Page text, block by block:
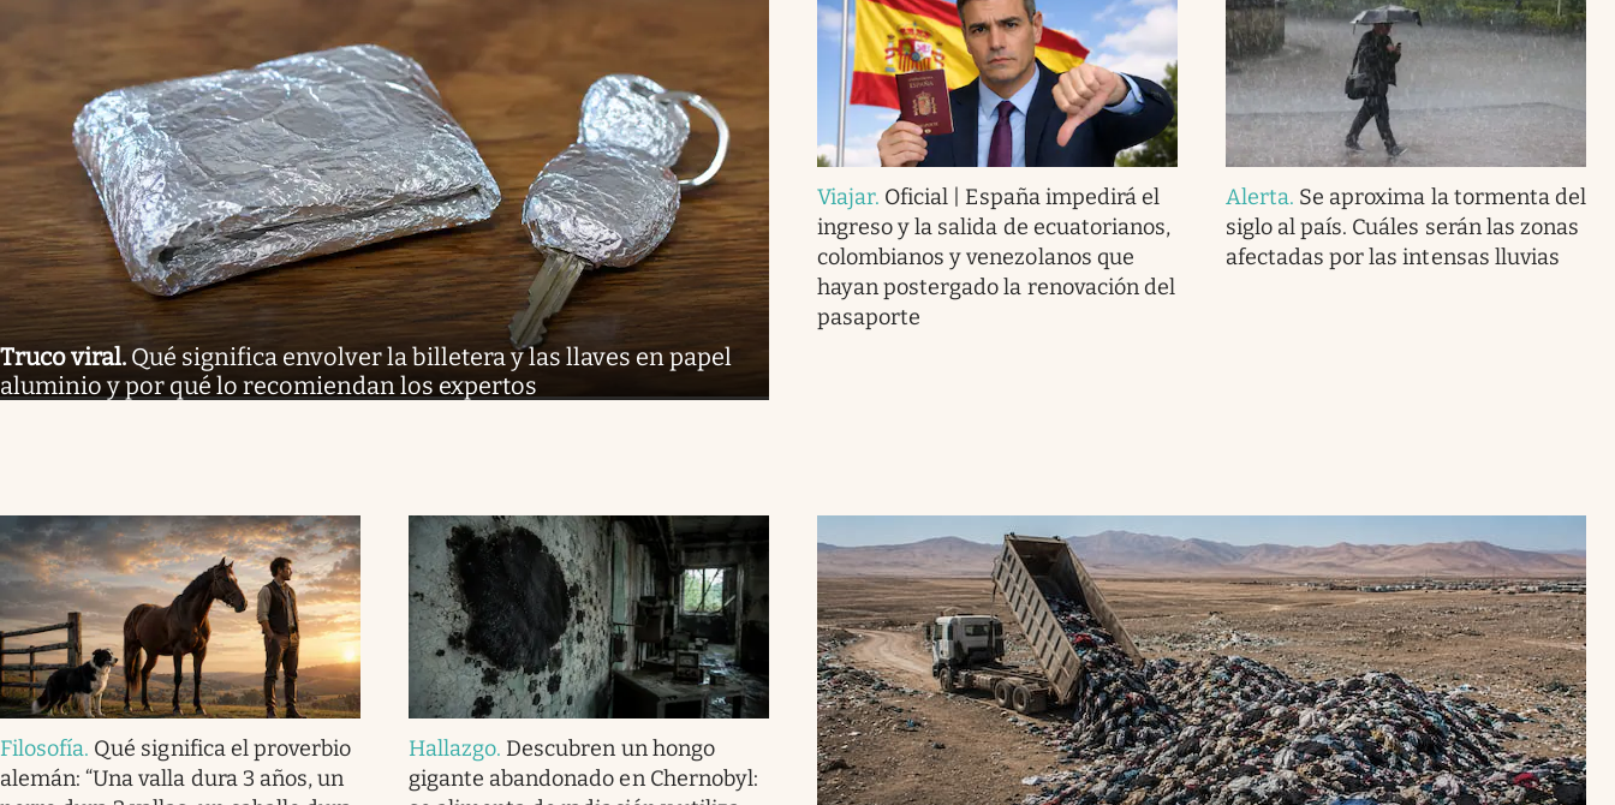
Truco viral. Qué significa envolver la billetera y las llaves en papel
aluminio y por qué lo recomiendan los expertos
Viajar. Oficial | España impedirá el
ingreso y la salida de ecuatorianos,
colombianos y venezolanos que
hayan postergado la renovación del
pasaporte
Alerta. Se aproxima la tormenta del
siglo al país. Cuáles serán las zonas
afectadas por las intensas lluvias
Filosofía. Qué significa el proverbio
alemán: “Una valla dura 3 años, un
Hallazgo. Descubren un hongo
gigante abandonado en Chernobyl: